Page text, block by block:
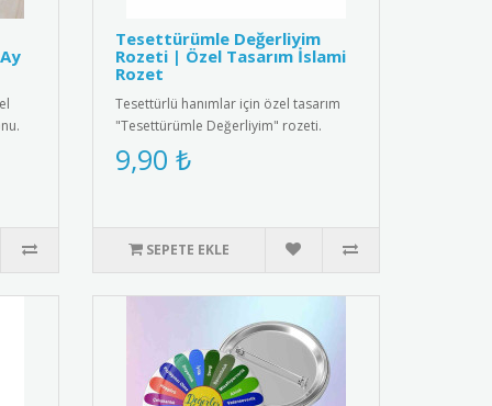
Tesettürümle Değerliyim
Rozeti | Özel Tasarım İslami
Rozet
Tesettürlü hanımlar için özel tasarım
"Tesettürümle Değerliyim" rozeti.
Yüksek kaliteli metal malzem..
9,90 ₺
SEPETE EKLE